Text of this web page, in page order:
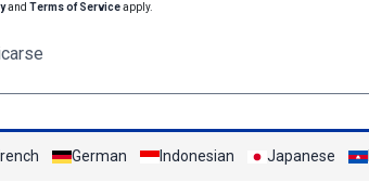
and Terms of Serviceapply.
German Indonesian Japanese